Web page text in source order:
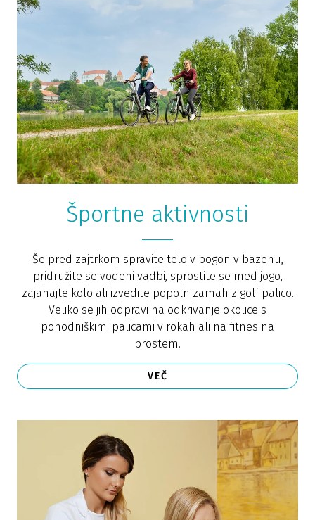
Športne aktivnosti
Še pred zajtrkom spravite telo v pogon v bazenu,
pridružite se vodeni vadbi, sprostite se med jogo,
zajahajte kolo ali izvedite popoln zamah z golf palico.
Veliko se jih odpravi na odkrivanje okolice s
pohodniškimi palicami v rokah ali na fitnes na
prostem.
VEČ